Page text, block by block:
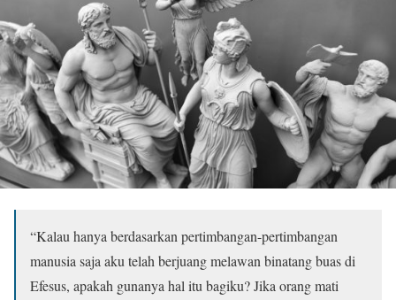
“Kalau hanya berdasarkan pertimbangan-pertimbangan
manusia saja aku telah berjuang melawan binatang buas di
Efesus, apakah gunanya hal itu bagiku? Jika orang mati